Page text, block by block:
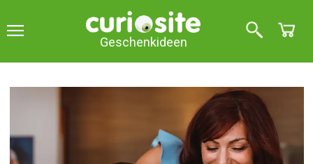
Geschenkideen